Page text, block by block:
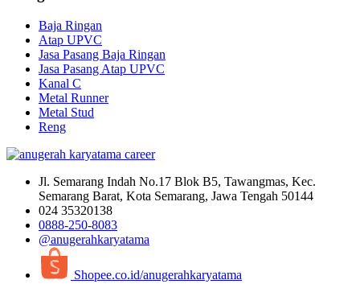
Baja Ringan
Atap UPVC
Jasa Pasang Baja Ringan
Jasa Pasang Atap UPVC
Kanal C
Metal Runner
Metal Stud
Reng
Jl. Semarang Indah No.17 Blok B5, Tawangmas, Kec.
Semarang Barat, Kota Semarang, Jawa Tengah 50144
024 35320138
0888-250-8083
@anugerahkaryatama
Shopee.co.id/anugerahkaryatama